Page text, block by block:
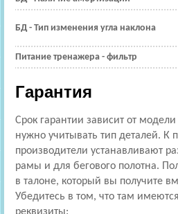
БД - Тип изменения угла наклона
Питание тренажера - фильтр
Гарантия
Срок гарантии зависит от
нужно учитывать тип деталей. К
производители устанавливают
рамы и для бегового полотна.
в талоне, который вы получите
Убедитесь в том, что там